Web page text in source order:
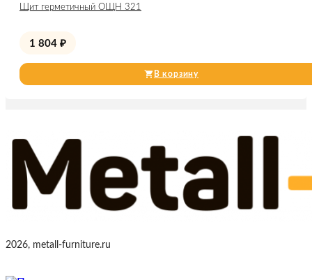
Щит герметичный ОЩН 321
1 804 ₽
В корзину
2026, metall-furniture.ru